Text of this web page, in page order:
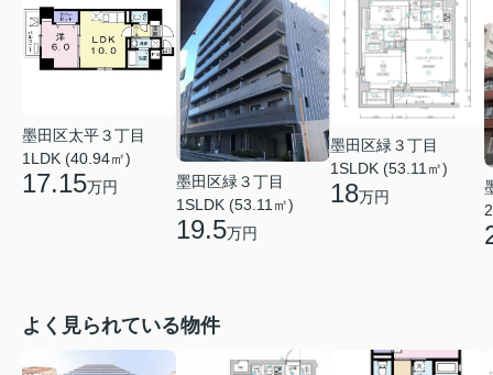
墨田区太平３丁目
1LDK (40.94㎡)
17.15万円
墨田区緑３丁目
1SLDK (53.11㎡)
19.5万円
墨田区緑３丁目
1SLDK (53.11㎡)
18万円
よく見られている物件